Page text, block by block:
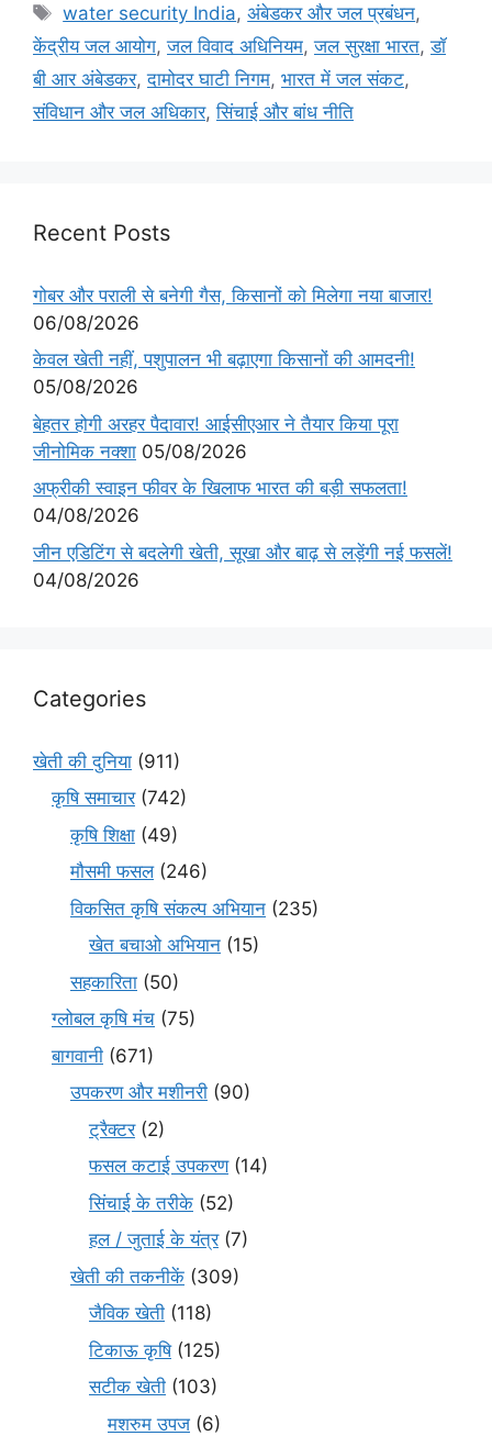
water security India,अंबेडकर और जल प्रबंधन,
केंद्रीय जल आयोग,जल विवाद अधिनियम,जल सुरक्षा भारत,डॉ
बी आर अंबेडकर,दामोदर घाटी निगम, भारत में जल संकट,
संविधान और जल अधिकार,सिंचाई और बांध नीति
Recent Posts
गोबर और पराली से बनेगी गैस, किसानों को मिलेगा नया बाजार!
06/08/2026
केवल खेती नहीं, पशुपालन भी बढ़ाएगा किसानों की आमदनी!
05/08/2026
बेहतर होगी अरहर पैदावार! आईसीएआर ने तैयार किया पूरा
जीनोमिक नक्शा 05/08/2026
अफ्रीकी स्वाइन फीवर के खिलाफ भारत की बड़ी सफलता!
04/08/2026
जीन एडिटिंग से बदलेगी खेती, सूखा और बाढ़ से लड़ेंगी नई फसलें!
04/08/2026
Categories
खेती की दुनिया (911)
कृषि समाचार(742)
कृषि शिक्षा (49)
मौसमी फसल(246)
विकसित कृषि संकल्प अभियान (235)
खेत बचाओ अभियान (15)
सहकारिता (50)
ग्लोबल कृषि मंच (75)
बागवानी (671)
उपकरण और मशीनरी (90)
ट्रैक्टर(2)
फसल कटाई उपकरण(14)
सिंचाई के तरीके (52)
हल / जुताई के यंत्र(7)
खेती की तकनीकें (309)
जैविक खेती (118)
टिकाऊ कृषि(125)
सटीक खेती (103)
मशरुम उपज (6)